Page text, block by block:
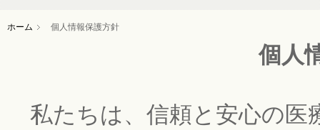
ホーム 個人情報保護方針
個人
私たちは、信頼と安心の医